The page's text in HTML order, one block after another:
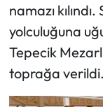
namazı
yolculuğuna
Tepecik
toprağa verildi.